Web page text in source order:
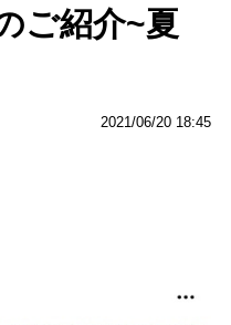
ご紹介~夏
2021/06/20 18:45